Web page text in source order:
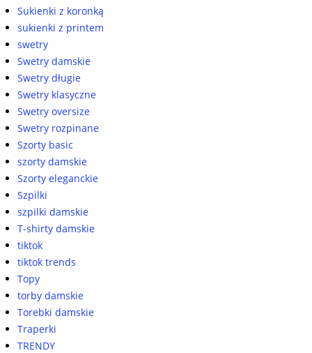
Sukienki z koronką
sukienki z printem
swetry
Swetry damskie
Swetry długie
Swetry klasyczne
Swetry oversize
Swetry rozpinane
Szorty basic
szorty damskie
Szorty eleganckie
Szpilki
szpilki damskie
T-shirty damskie
tiktok
tiktok trends
Topy
torby damskie
Torebki damskie
Traperki
TRENDY